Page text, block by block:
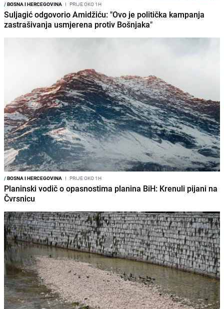
/BOSNA I HERCEGOVINA I PRIJE OKO 1H
Suljagić odgovorio Amidžiću: "Ovo je politička kampanja
zastrašivanja usmjerena protiv Bošnjaka"
/BOSNA I HERCEGOVINA I PRIJE OKO 1H
Planinski vodič o opasnostima planina BiH: Krenuli pijani na
Čvrsnicu